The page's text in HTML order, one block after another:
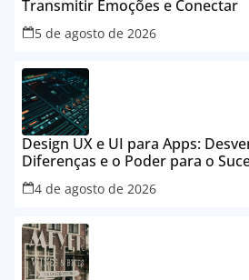
Transmitir Emoções e Conectar
5 de agosto de 2026
Design UX e UI para Apps:
Diferenças e o Poder para o
4 de agosto de 2026